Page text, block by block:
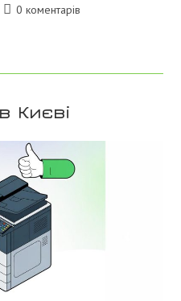
Коментарі
0 коментарів
Києві